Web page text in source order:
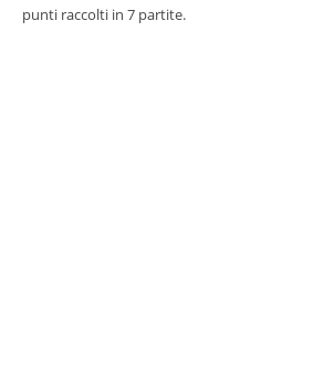
punti raccolti in 7 partite.